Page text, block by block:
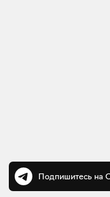
Подпишитесь на